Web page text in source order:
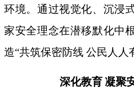
环境。通过视觉化、沉浸
家安全理念在潜移默化中
造“共筑保密防线 公民人人
深化教育凝聚